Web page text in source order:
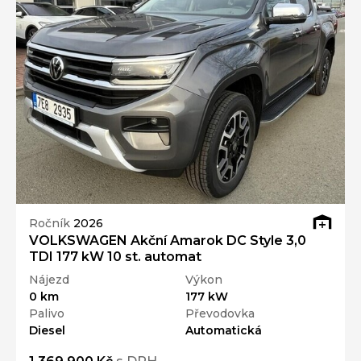
Ročník 2026
VOLKSWAGEN Akční Amarok DC Style 3,0
TDI 177 kW 10 st. automat
Nájezd
0 km
Výkon
177 kW
Palivo
Diesel
Převodovka
Automatická